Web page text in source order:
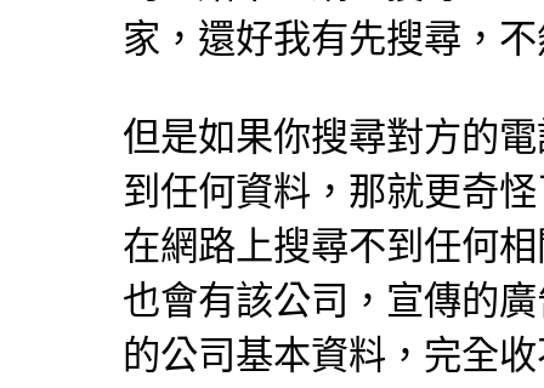
家，還好我有先搜尋，
但是如果你搜尋對方的
到任何資料，那就更奇
在網路上搜尋不到任何
也會有該公司，宣傳的
的公司基本資料，完全